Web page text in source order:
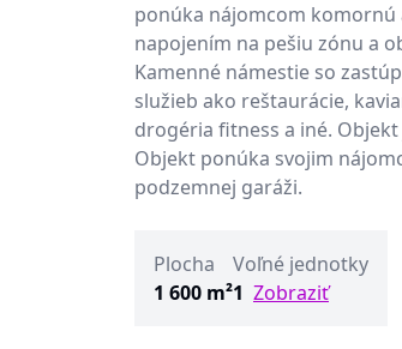
ponúka nájomcom
napojením na pešiu zónu a
Kamenné námestie so
služieb ako reštaurácie,
drogéria fitness a iné.
Objekt ponúka svojim
podzemnej garáži.
Plocha
1 600 m²
Voľné jednotky
1 Zobraziť